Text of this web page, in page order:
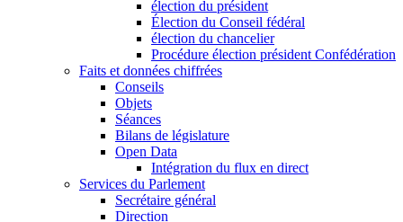
élection du président
Élection du Conseil fédéral
élection du chancelier
Procédure élection président Confédération
Faits et données chiffrées
Conseils
Objets
Séances
Bilans de législature
Open Data
Intégration du flux en direct
Services du Parlement
Secrétaire général
Direction